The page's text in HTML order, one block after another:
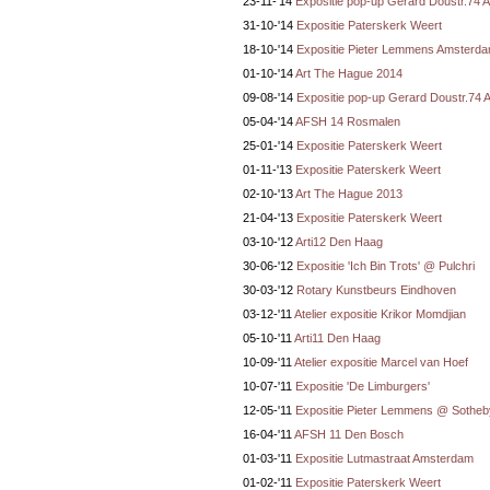
31-10-'14 Expositie Paterskerk Weert
18-10-'14 Expositie Pieter Lemmens
01-10-'14Art The Hague 2014
09-08-'14 Expositie pop-up Gerard Doustr.74
05-04-'14AFSH 14 Rosmalen
25-01-'14 Expositie Paterskerk Weert
01-11-'13 Expositie Paterskerk Weert
02-10-'13Art The Hague 2013
21-04-'13 Expositie Paterskerk Weert
03-10-'12Arti12 Den Haag
30-06-'12 Expositie 'Ich Bin Trots' @ Pulchri
30-03-'12 Rotary Kunstbeurs Eindhoven
03-12-'11 Atelier expositie Krikor Momdjian
05-10-'11 Arti11 Den Haag
10-09-'11 Atelier expositie Marcel van Hoef
10-07-'11 Expositie 'De Limburgers'
12-05-'11 Expositie Pieter Lemmens @
16-04-'11 AFSH 11 Den Bosch
01-03-'11 Expositie Lutmastraat Amsterdam
01-02-'11 Expositie Paterskerk Weert